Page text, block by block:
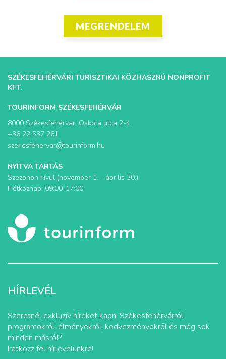
MEGRENDELEM
SZÉKESFEHÉRVÁRI TURISZTIKAI KÖZHASZNÚ NONPROFIT
KFT.
TOURINFORM SZÉKESFEHÉRVÁR
8000 Székesfehérvár, Oskola utca 2-4.
+36 22 537 261
szekesfehervar@tourinform.hu
NYITVA TARTÁS
Szezonon kívül (november 1. - április 30.)
Hétköznap: 09:00-17:00
HÍRLEVÉL
Szeretnél exkluzív híreket kapni Székesfehérvárról,
programokról, élményekről, kedvezményekről és még sok
minden másról?
Iratkozz fel hírlevelünkre!